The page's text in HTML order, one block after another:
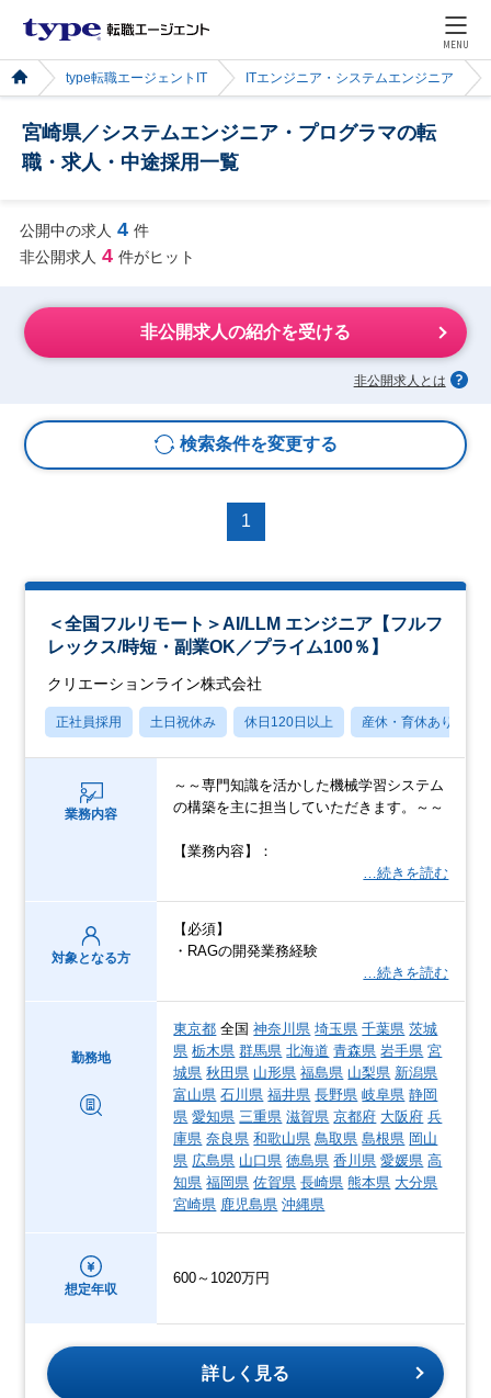
MENU
type転職エージェントIT ITエンジニア・システムエンジニア
宮崎県／システムエンジニア・プログラマの転
職・求人・中途採用一覧
公開中の求人 4 件
非公開求人 4 件がヒット
非公開求人の紹介を受ける
非公開求人とは
検索条件を変更する
1
＜全国フルリモート＞AI/LLM エンジニア【フルフ
レックス/時短・副業OK／プライム100％】
クリエーションライン株式会社
正社員採用 土日祝休み 休日120日以上 産休・育休あり
業務内容
～～専門知識を活かした機械学習システム
の構築を主に担当していただきます。～～
【業務内容】：
…続きを読む
対象となる方
【必須】
・RAGの開発業務経験
…続きを読む
勤務地
東京都 全国神奈川県 埼玉県 千葉県 茨城
県 栃木県 群馬県 北海道 青森県 岩手県 宮
城県 秋田県 山形県 福島県 山梨県 新潟県
富山県 石川県 福井県 長野県 岐阜県 静岡
県 愛知県 三重県 滋賀県 京都府 大阪府 兵
庫県 奈良県 和歌山県 鳥取県 島根県 岡山
県 広島県 山口県 徳島県 香川県 愛媛県 高
知県 福岡県 佐賀県 長崎県 熊本県 大分県
宮崎県 鹿児島県 沖縄県
想定年収
600～1020万円
詳しく見る